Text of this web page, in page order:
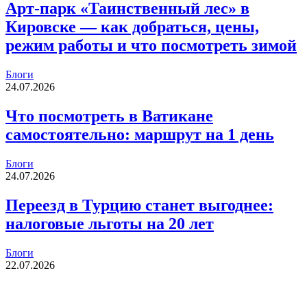
Арт-парк «Таинственный лес» в
Кировске — как добраться, цены,
режим работы и что посмотреть зимой
Блоги
24.07.2026
Что посмотреть в Ватикане
самостоятельно: маршрут на 1 день
Блоги
24.07.2026
Переезд в Турцию станет выгоднее:
налоговые льготы на 20 лет
Блоги
22.07.2026